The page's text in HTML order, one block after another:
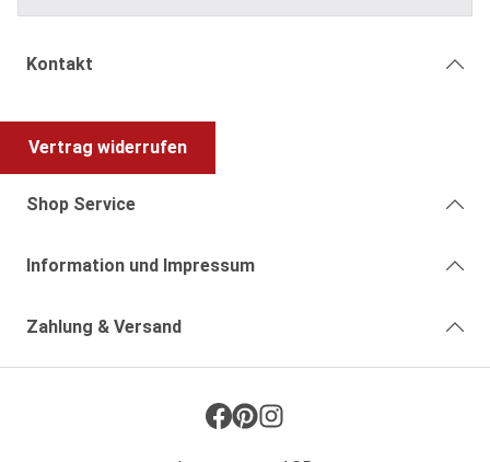
Kontakt
Vertrag widerrufen
Shop Service
Information und Impressum
Zahlung & Versand